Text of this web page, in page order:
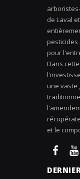
de Laval
pour
Dans
une vaste
et le